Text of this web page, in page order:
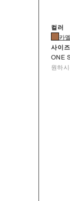
컬러
카멜
사이즈
ONE
원하